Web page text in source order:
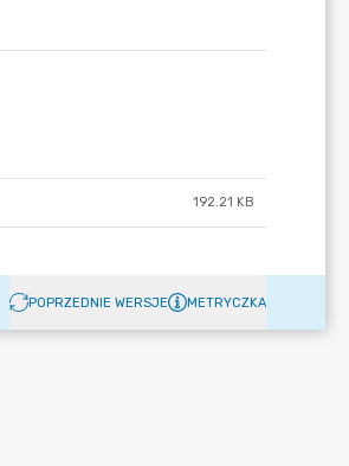
192.21 KB
POPRZEDNIE WERSJE METRYCZKA